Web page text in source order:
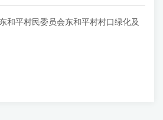
和平村民委员会东和平村村口绿化及